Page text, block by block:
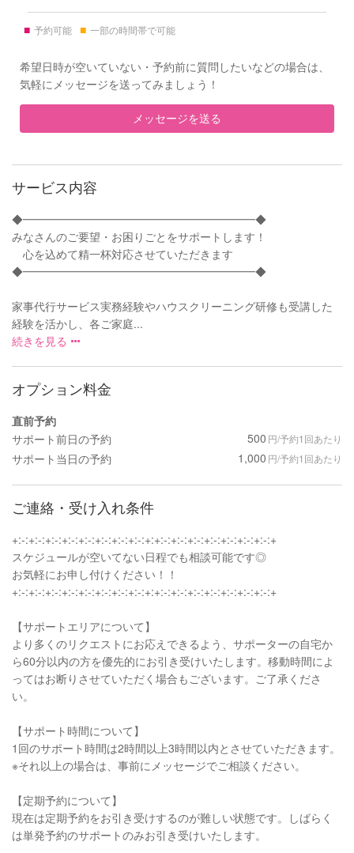
■ 予約可能 ■ 一部の時間帯で可能
希望日時が空いていない・予約前に質問したいなどの場合は、
気軽にメッセージを送ってみましょう！
メッセージを送る
サービス内容
◆━━━━━━━━━━━━━━━━━━━━━◆
みなさんのご要望・お困りごとをサポートします！
心を込めて精一杯対応させていただきます
◆━━━━━━━━━━━━━━━━━━━━━◆
家事代行サービス実務経験やハウスクリーニング研修も受講した
経験を活かし、各ご家庭...
続きを見る
オプション料金
直前予約
サポート前日の予約
500 円/予約1回あたり
サポート当日の予約 1,000 円/予約1回あたり
ご連絡・受け入れ条件
+:-:+:-:+:-:+:-:+:-:+:-:+:-:+:-:+:+:-:+:-:+:-:+:-:+:-:+:-:+:-:+
スケジュールが空いてない日程でも相談可能です◎
お気軽にお申し付けください！！
+:-:+:-:+:-:+:-:+:-:+:-:+:-:+:-:+:+:-:+:-:+:-:+:-:+:-:+:-:+:-:+
【サポートエリアについて】
より多くのリクエストにお応えできるよう、サポーターの自宅か
ら60分以内の方を優先的にお引き受けいたします。移動時間によ
ってはお断りさせていただく場合もございます。ご了承くださ
い。
【サポート時間について】
1回のサポート時間は2時間以上3時間以内とさせていただきます。
※それ以上の場合は、事前にメッセージでご相談ください。
【定期予約について】
現在は定期予約をお引き受けするのが難しい状態です。しばらく
は単発予約のサポートのみお引き受けいたします。